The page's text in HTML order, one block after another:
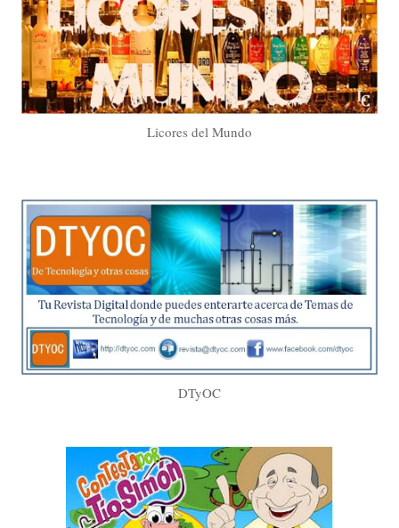
Licores del Mundo
DTyOC